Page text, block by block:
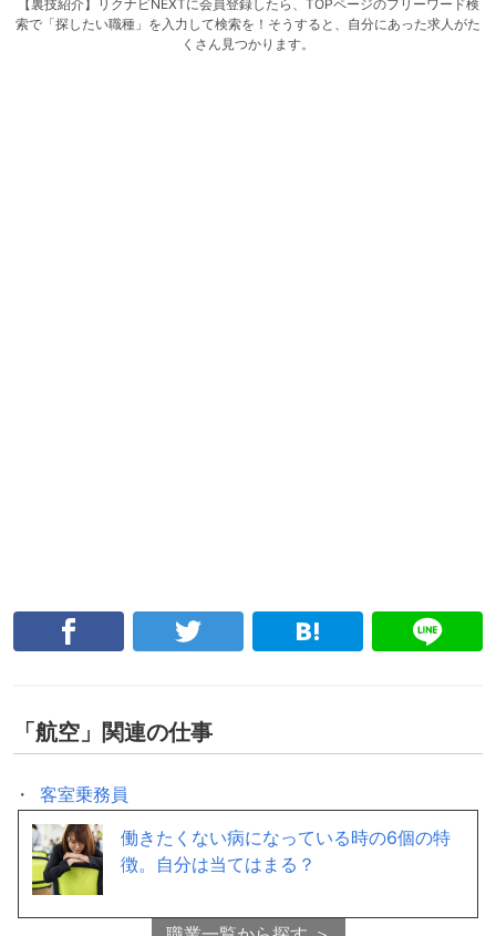
【裏技紹介】リクナビNEXTに会員登録したら、TOPページのフリーワード検
索で「探したい職種」を入力して検索を！そうすると、自分にあった求人がた
くさん見つかります。
「航空 」関連の仕事
客室乗務員
グランドスタッフ
旅行・ホテル・航空関連 」の他の仕事はこちら ＞
働きたくない病になっている時の6個の特
徴。自分は当てはまる？